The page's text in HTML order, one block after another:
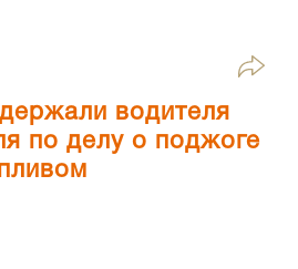
водителя
по делу о поджоге